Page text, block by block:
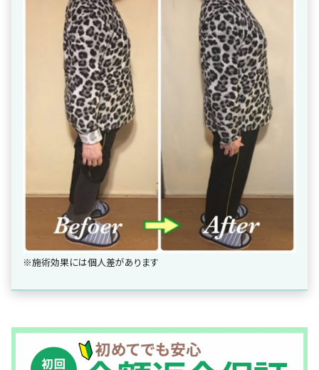
※施術効果には個人差があります